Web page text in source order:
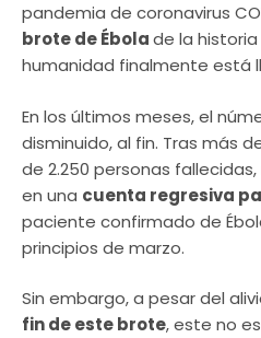
pandemia de coronavirus
brote de Ébolade la
humanidad finalmente está
En los últimos meses, el
disminuido, al fin. Tras más
de 2.250 personas
en una cuenta regresiva
paciente confirmado de
principios de marzo.
Sin embargo, a pesar del
fin de este brote, este no